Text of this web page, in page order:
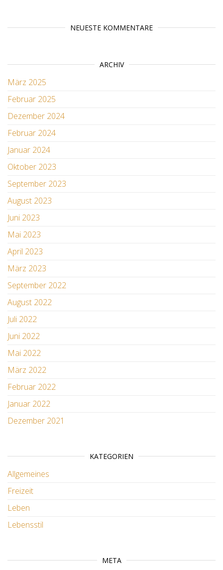
NEUESTE KOMMENTARE
ARCHIV
März 2025
Februar 2025
Dezember 2024
Februar 2024
Januar 2024
Oktober 2023
September 2023
August 2023
Juni 2023
Mai 2023
April 2023
März 2023
September 2022
August 2022
Juli 2022
Juni 2022
Mai 2022
März 2022
Februar 2022
Januar 2022
Dezember 2021
KATEGORIEN
Allgemeines
Freizeit
Leben
Lebensstil
META